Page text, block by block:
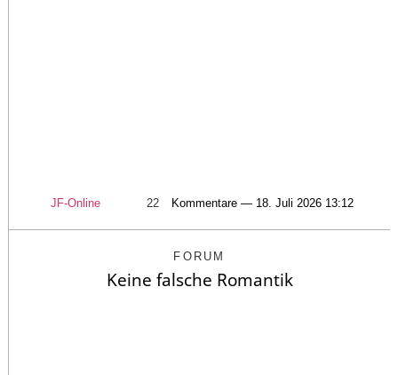
JF-Online 22 Kommentare — 18. Juli 2026 13:12
FORUM
Keine falsche Romantik